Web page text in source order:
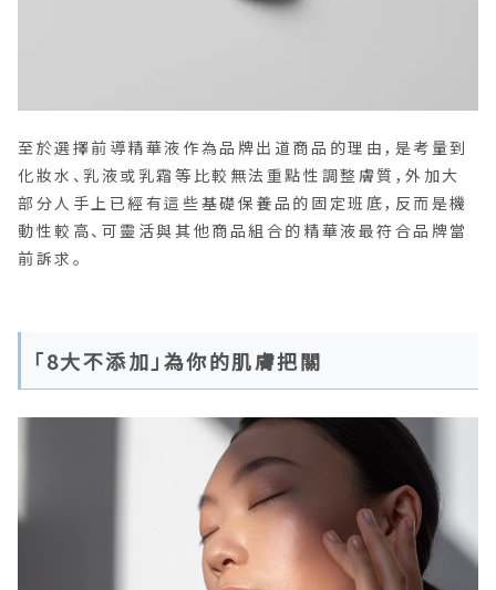
至於選擇前導精華液作為品牌出道商品的理由，是考量到
化妝水、乳液或乳霜等比較無法重點性調整膚質，外加大
部分人手上已經有這些基礎保養品的固定班底，反而是機
動性較高、可靈活與其他商品組合的精華液最符合品牌當
前訴求。
「8大不添加」為你的肌膚把關